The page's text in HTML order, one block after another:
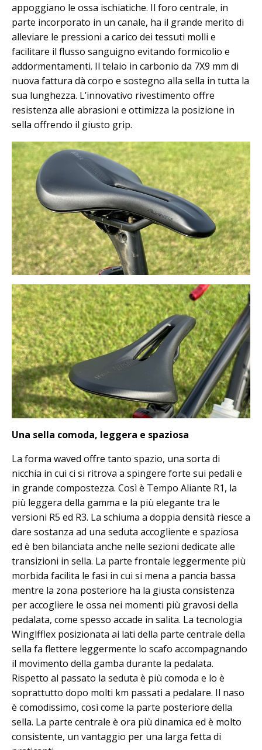
appoggiano le ossa ischiatiche. Il foro centrale, in
parte incorporato in un canale, ha il grande merito di
alleviare le pressioni a carico dei tessuti molli e
facilitare il flusso sanguigno evitando formicolio e
addormentamenti. Il telaio in carbonio da 7X9 mm di
nuova fattura dà corpo e sostegno alla sella in tutta la
sua lunghezza. L’innovativo rivestimento offre
resistenza alle abrasioni e ottimizza la posizione in
sella offrendo il giusto grip.
Una sella comoda, leggera e spaziosa
La forma waved offre tanto spazio, una sorta di
nicchia in cui ci si ritrova a spingere forte sui pedali e
in grande compostezza. Così è Tempo Aliante R1, la
più leggera della gamma e la più elegante tra le
versioni R5 ed R3. La schiuma a doppia densità riesce a
dare sostanza ad una seduta accogliente e spaziosa
ed è ben bilanciata anche nelle sezioni dedicate alle
transizioni in sella. La parte frontale leggermente più
morbida facilita le fasi in cui si mena a pancia bassa
mentre la zona posteriore ha la giusta consistenza
per accogliere le ossa nei momenti più gravosi della
pedalata, come spesso accade in salita. La tecnologia
Winglfflex posizionata ai lati della parte centrale della
sella fa flettere leggermente lo scafo accompagnando
il movimento della gamba durante la pedalata.
Rispetto al passato la seduta è più comoda e lo è
soprattutto dopo molti km passati a pedalare. Il naso
è comodissimo, così come la parte posteriore della
sella. La parte centrale è ora più dinamica ed è molto
consistente, un vantaggio per una larga fetta di